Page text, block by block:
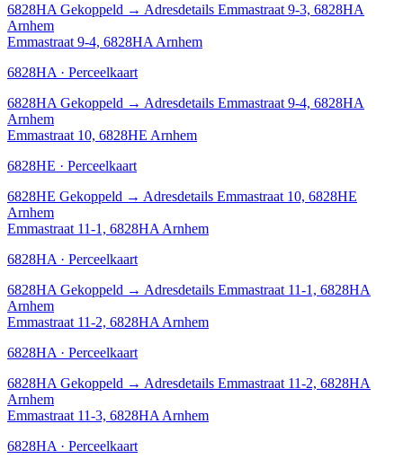
6828HA Gekoppeld → Adresdetails Emmastraat 9-3, 6828HA
Arnhem
Emmastraat 9-4, 6828HA Arnhem
6828HA · Perceelkaart
6828HA Gekoppeld → Adresdetails Emmastraat 9-4, 6828HA
Arnhem
Emmastraat 10, 6828HE Arnhem
6828HE · Perceelkaart
6828HE Gekoppeld → Adresdetails Emmastraat 10, 6828HE
Arnhem
Emmastraat 11-1, 6828HA Arnhem
6828HA · Perceelkaart
6828HA Gekoppeld → Adresdetails Emmastraat 11-1, 6828HA
Arnhem
Emmastraat 11-2, 6828HA Arnhem
6828HA · Perceelkaart
6828HA Gekoppeld → Adresdetails Emmastraat 11-2, 6828HA
Arnhem
Emmastraat 11-3, 6828HA Arnhem
6828HA · Perceelkaart